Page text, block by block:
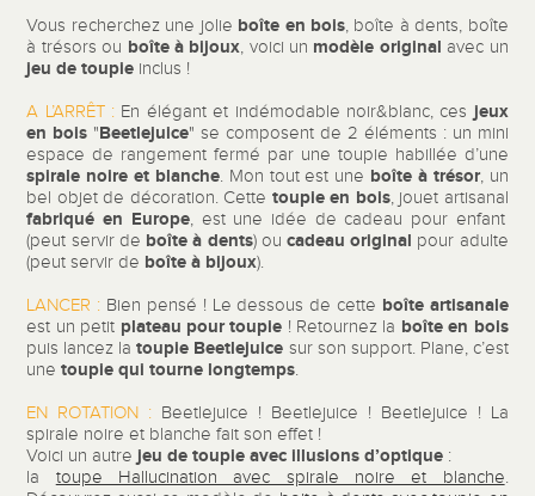
Vous recherchez une jolie boîte en bois, boîte à dents, boîte
à trésors ou boîte à bijoux, voici un modèle original avec un
jeu de toupie inclus !
A L’ARRÊT : En élégant et indémodable noir&blanc, ces jeux
en bois "Beetlejuice" se composent de 2 éléments : un mini
espace de rangement fermé par une toupie habillée d’une
spirale noire et blanche. Mon tout est une boîte à trésor, un
bel objet de décoration. Cette toupie en bois, jouet artisanal
fabriqué en Europe, est une idée de cadeau pour enfant
(peut servir de boîte à dents) ou cadeau original pour adulte
(peut servir de boîte à bijoux).
LANCER : Bien pensé ! Le dessous de cette boîte artisanale
est un petit plateau pour toupie ! Retournez la boîte en bois
puis lancez latoupie Beetlejuice sur son support. Plane, c’est
unetoupie qui tourne longtemps.
EN ROTATION : Beetlejuice ! Beetlejuice ! Beetlejuice ! La
spirale noire et blanche fait son effet !
Voici un autre jeu de toupie avec illusions d’optique :
la toupe Hallucination avec spirale noire et blanche.